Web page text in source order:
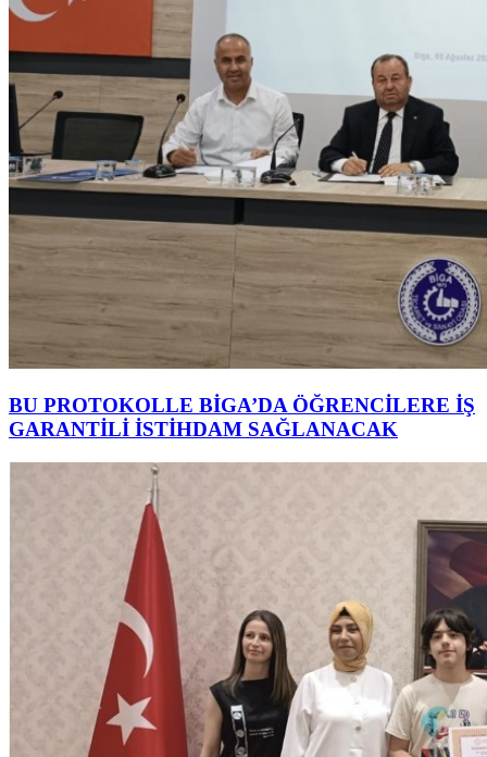
BU PROTOKOLLE BİGA’DA ÖĞRENCİLERE İŞ
GARANTİLİ İSTİHDAM SAĞLANACAK